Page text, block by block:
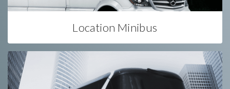
Location Minibus